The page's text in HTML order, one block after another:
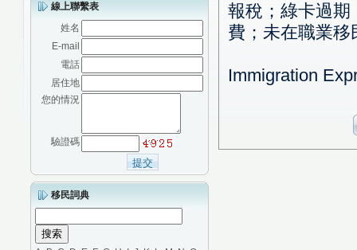
線上聯繫表
姓名
E-mail
電話
居住地
您的情況
驗證碼
移民詞典
報稅；綠卡過期
費；未在職業
Immigration